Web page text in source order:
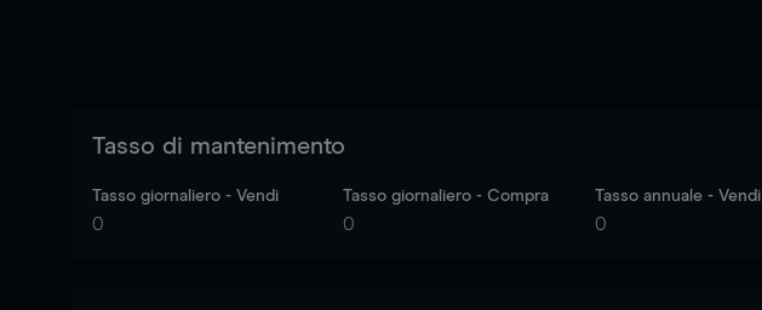
Tasso di mantenimento
Tasso giornaliero - Vendi
0
Tasso giornaliero - Compra
0
Tasso annuale - Vendi
0